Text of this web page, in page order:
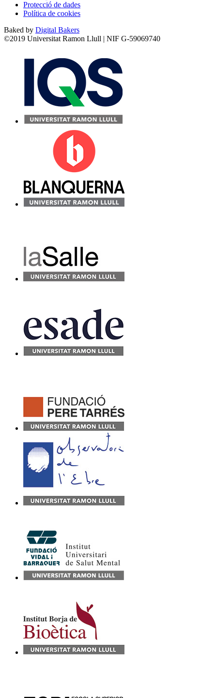
Protecció de dades
Política de cookies
Baked by Digital Bakers
©2019 Universitat Ramon Llull | NIF G-59069740